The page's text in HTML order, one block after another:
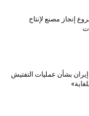
إنجاز مصنع لإنتاج
بشأن عمليات التفتيش